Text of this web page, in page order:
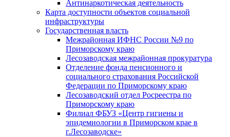
Антинаркотическая деятельность
Карта доступности объектов социальной
инфраструктуры
Государственная власть
Межрайонная ИФНС России №9 по
Приморскому краю
Лесозаводская межрайонная прокуратура
Отделение фонда пенсионного и
социального страхования Российской
Федерации по Приморскому краю
Лесозаводский отдел Росреестра по
Приморскому краю
Филиал ФБУЗ «Центр гигиены и
эпидемиологии в Приморском крае в
г.Лесозаводске»